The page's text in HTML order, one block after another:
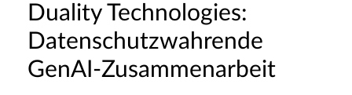
Duality Technologies:
Datenschutzwahrende
GenAI-Zusammenarbeit